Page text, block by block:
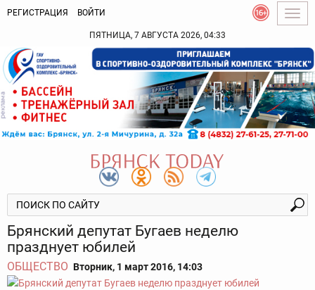
РЕГИСТРАЦИЯ ВОЙТИ
ПЯТНИЦА, 7 АВГУСТА 2026, 04:33
Брянский депутат Бугаев неделю
празднует юбилей
ОБЩЕСТВО Вторник, 1 март 2016, 14:03